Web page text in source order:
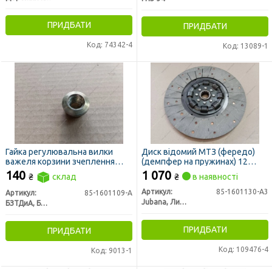
ПРИДБАТИ
Код: 74342-4
ПРИДБАТИ
Код: 13089-1
Гайка регулювальна вилки
важеля корзини зчеплення
МТЗ (вир-во БЗТДіА)
140 ₴ склад
Артикул:
85-1601109-А
БЗТДиА, Беларусь
ПРИДБАТИ
Код: 9013-1
Диск відомий МТЗ (фередо)
(демпфер на пружинах) 12
шліців (вир-во Юбана)
1 070 ₴ в наявності
Артикул:
85-1601130-А3
Jubana, Литва
ПРИДБАТИ
Код: 109476-4